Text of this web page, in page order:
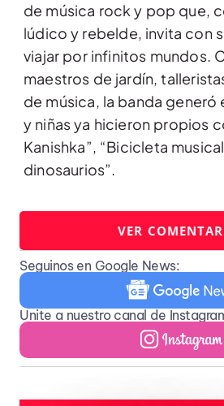
de música rock y pop que,
lúdico y rebelde, invita con
viajar por infinitos mundos.
maestros de jardín,
de música, la banda generó
y niñas ya hicieron propios
Kanishka”, “Bicicleta
dinosaurios”.
VER
Seguinos en Google News:
Unite a nuestro canal de